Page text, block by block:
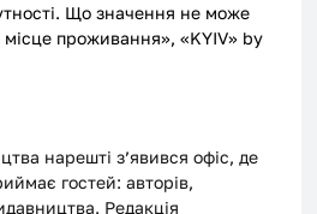
Що значення не може
місце проживання», «KYIV» by
нарешті з’явився офіс, де
гостей: авторів,
Редакція